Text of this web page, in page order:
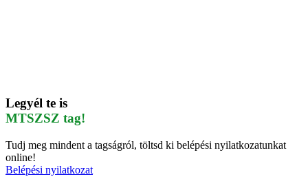
Legyél te is
MTSZSZ tag!
Tudj meg mindent a tagságról, töltsd ki belépési nyilatkozatunkat
online!
Belépési nyilatkozat